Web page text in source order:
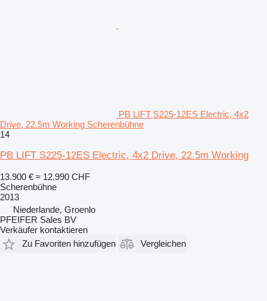
PB LIFT S225-12ES Electric, 4x2
Drive, 22.5m Working Scherenbühne
14
PB LIFT S225-12ES Electric, 4x2 Drive, 22.5m Working
13.900 € ≈ 12.990 CHF
Scherenbühne
2013
Niederlande, Groenlo
PFEIFER Sales BV
Verkäufer kontaktieren
Zu Favoriten hinzufügen
Vergleichen